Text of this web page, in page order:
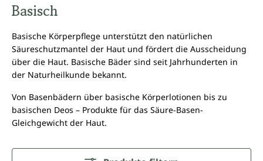
Basisch
Basische Körperpflege unterstützt den natürlichen
Säureschutzmantel der Haut und fördert die Ausscheidung
über die Haut. Basische Bäder sind seit Jahrhunderten in
der Naturheilkunde bekannt.
Von Basenbädern über basische Körperlotionen bis zu
basischen Deos – Produkte für das Säure-Basen-
Gleichgewicht der Haut.